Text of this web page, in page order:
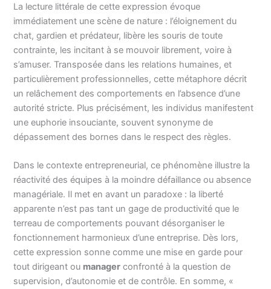
La lecture littérale de cette expression évoque
immédiatement une scène de nature : l’éloignement du
chat, gardien et prédateur, libère les souris de toute
contrainte, les incitant à se mouvoir librement, voire à
s’amuser. Transposée dans les relations humaines, et
particulièrement professionnelles, cette métaphore décrit
un relâchement des comportements en l’absence d’une
autorité stricte. Plus précisément, les individus manifestent
une euphorie insouciante, souvent synonyme de
dépassement des bornes dans le respect des règles.
Dans le contexte entrepreneurial, ce phénomène illustre la
réactivité des équipes à la moindre défaillance ou absence
managériale. Il met en avant un paradoxe : la liberté
apparente n’est pas tant un gage de productivité que le
terreau de comportements pouvant désorganiser le
fonctionnement harmonieux d’une entreprise. Dès lors,
cette expression sonne comme une mise en garde pour
tout dirigeant ou manager confronté à la question de
supervision, d’autonomie et de contrôle. En somme, «